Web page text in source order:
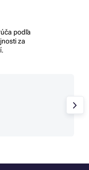
podľa
za